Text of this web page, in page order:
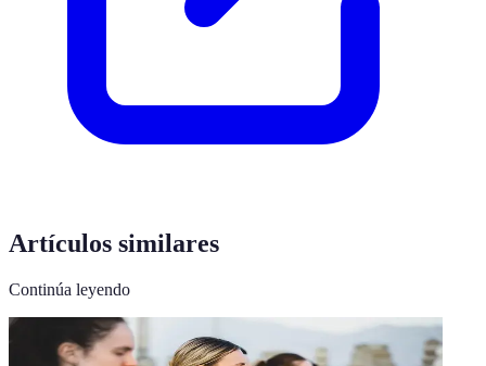
Artículos similares
Continúa leyendo